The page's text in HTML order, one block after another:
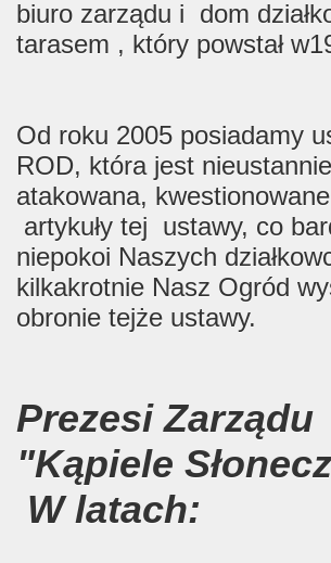
biuro zarządu i dom
tarasem , który powstał
Od roku 2005 posiadamy
ROD, która jest nieustannie
atakowana,
artykuły tej ustawy, co
niepokoi Naszych
kilkakrotnie Nasz Ogród
obronie tejże ustawy.
Prezesi Zarządu
"Kąpiele
W latach: